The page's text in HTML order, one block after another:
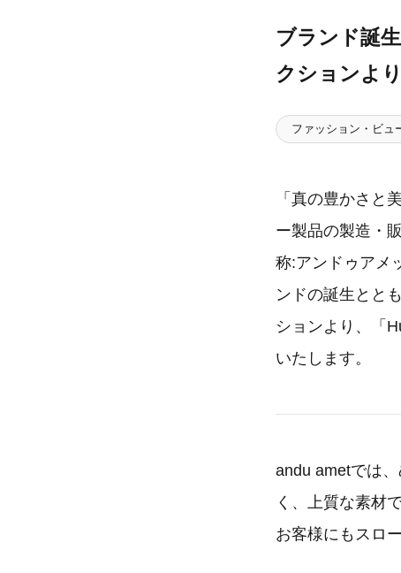
ブランド誕
クションよ
ファッション・ビュ
「真の豊かさと
ー製品の製造・
称:アンドゥアメ
ンドの誕生とと
ションより、「
いたします。
andu ametでは
く、上質な素材
お客様にもスロ